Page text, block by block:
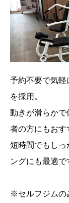
予約不要で気軽
を採用。
動きが滑らかで
者の方にもおす
短時間でもしっ
ングにも最適で
※セルフジムの